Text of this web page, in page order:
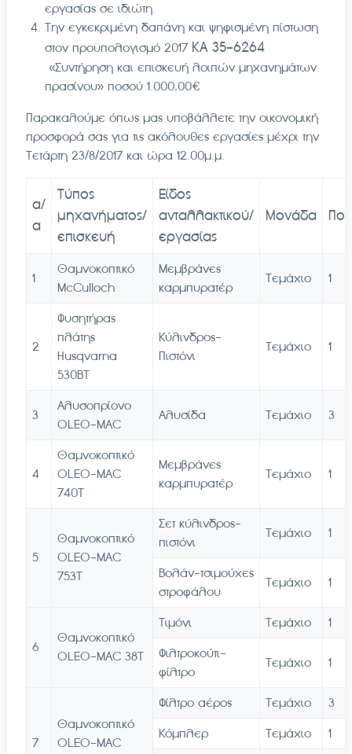
εργασίας σε ιδιώτη.
Την εγκεκριμένη δαπάνη και ψηφισμένη πίστωση
στον προϋπολογισμό 2017 ΚΑ 35-6264
«Συντήρηση και επισκευή λοιπών μηχανημάτων
πρασίνου» ποσού 1.000,00€
Παρακαλούμε όπως μας υποβάλλετε την οικονομική
προσφορά σας για τις ακόλουθες εργασίες μέχρι την
Τετάρτη 23/8/2017 και ώρα 12.00μ.μ.
α/
α
Τύπος
μηχανήματος/
επισκευή
Είδος
ανταλλακτικού/
εργασίας
Μονάδα
1
Θαμνοκοπτικό
McCulloch
Μεμβράνες
καρμπυρατέρ
Τεμάχιο 1
2
Φυσητήρας
πλάτης
Husqvarna
530BT
Κύλινδρος-
Πιστόνι
Τεμάχιο 1
3
Αλυσοπρίονο
OLEO-MAC
Αλυσίδα Τεμάχιο 3
4
Θαμνοκοπτικό
OLEO-MAC
740T
Μεμβράνες
καρμπυρατέρ
Τεμάχιο 1
5
Θαμνοκοπτικό
OLEO-MAC
753T
Σετ κύλινδρος-
πιστόνι
Τεμάχιο 1
Βολάν-τσιμούχες
στροφάλου
Τεμάχιο 1
6
Θαμνοκοπτικό
OLEO-MAC 38T
Τιμόνι Τεμάχιο 1
Φιλτροκούτι-
φίλτρο
Τεμάχιο 1
7
Θαμνοκοπτικό
OLEO-MAC
Φίλτρο αέρος Τεμάχιο 3
Κόμπλερ Τεμάχιο 1